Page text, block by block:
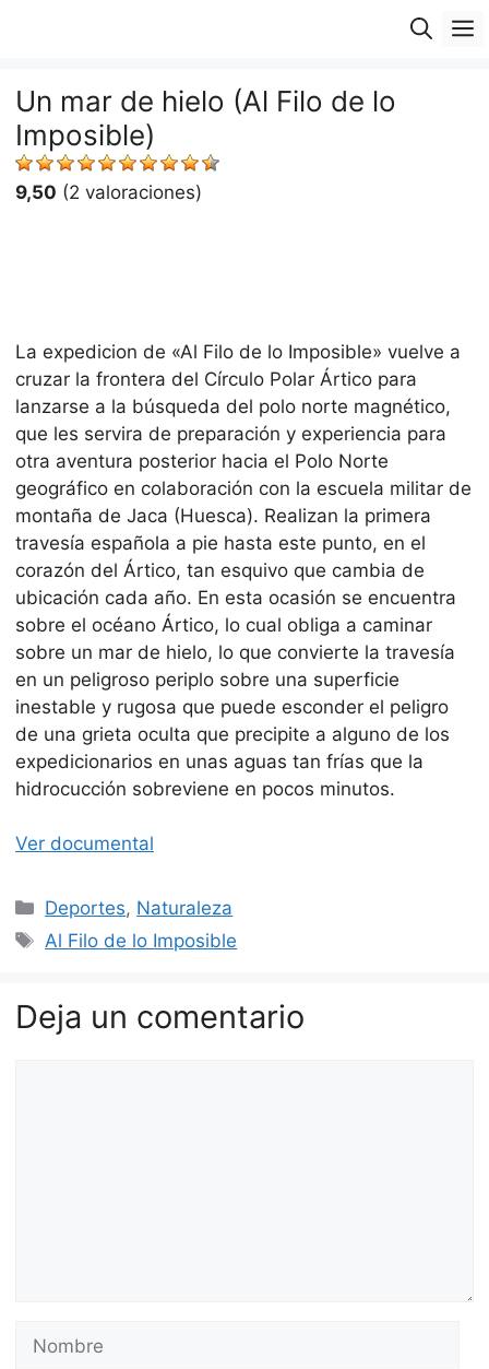
Un mar de hielo (Al Filo de lo
Imposible)
9,50 (2 valoraciones)
La expedicion de «Al Filo de lo Imposible» vuelve a
cruzar la frontera del Círculo Polar Ártico para
lanzarse a la búsqueda del polo norte magnético,
que les servira de preparación y experiencia para
otra aventura posterior hacia el Polo Norte
geográfico en colaboración con la escuela militar de
montaña de Jaca (Huesca). Realizan la primera
travesía española a pie hasta este punto, en el
corazón del Ártico, tan esquivo que cambia de
ubicación cada año. En esta ocasión se encuentra
sobre el océano Ártico, lo cual obliga a caminar
sobre un mar de hielo, lo que convierte la travesía
en un peligroso periplo sobre una superficie
inestable y rugosa que puede esconder el peligro
de una grieta oculta que precipite a alguno de los
expedicionarios en unas aguas tan frías que la
hidrocucción sobreviene en pocos minutos.
Ver documental
Categorías
Deportes, Naturaleza
Etiquetas
Al Filo de lo Imposible
Deja un comentario